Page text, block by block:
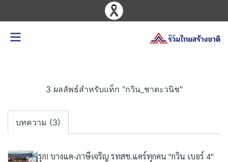
3 ผลลัพธ์สำหรับแท็ก "กวิน_ชาตะวนิช"
บทความ (3)
รุก! บางแค-ภาษีเจริญ รทสช.แคร์ทุกคน "กวิน เบอร์ 4"